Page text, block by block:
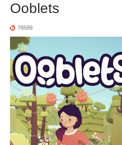
Ooblets
78589